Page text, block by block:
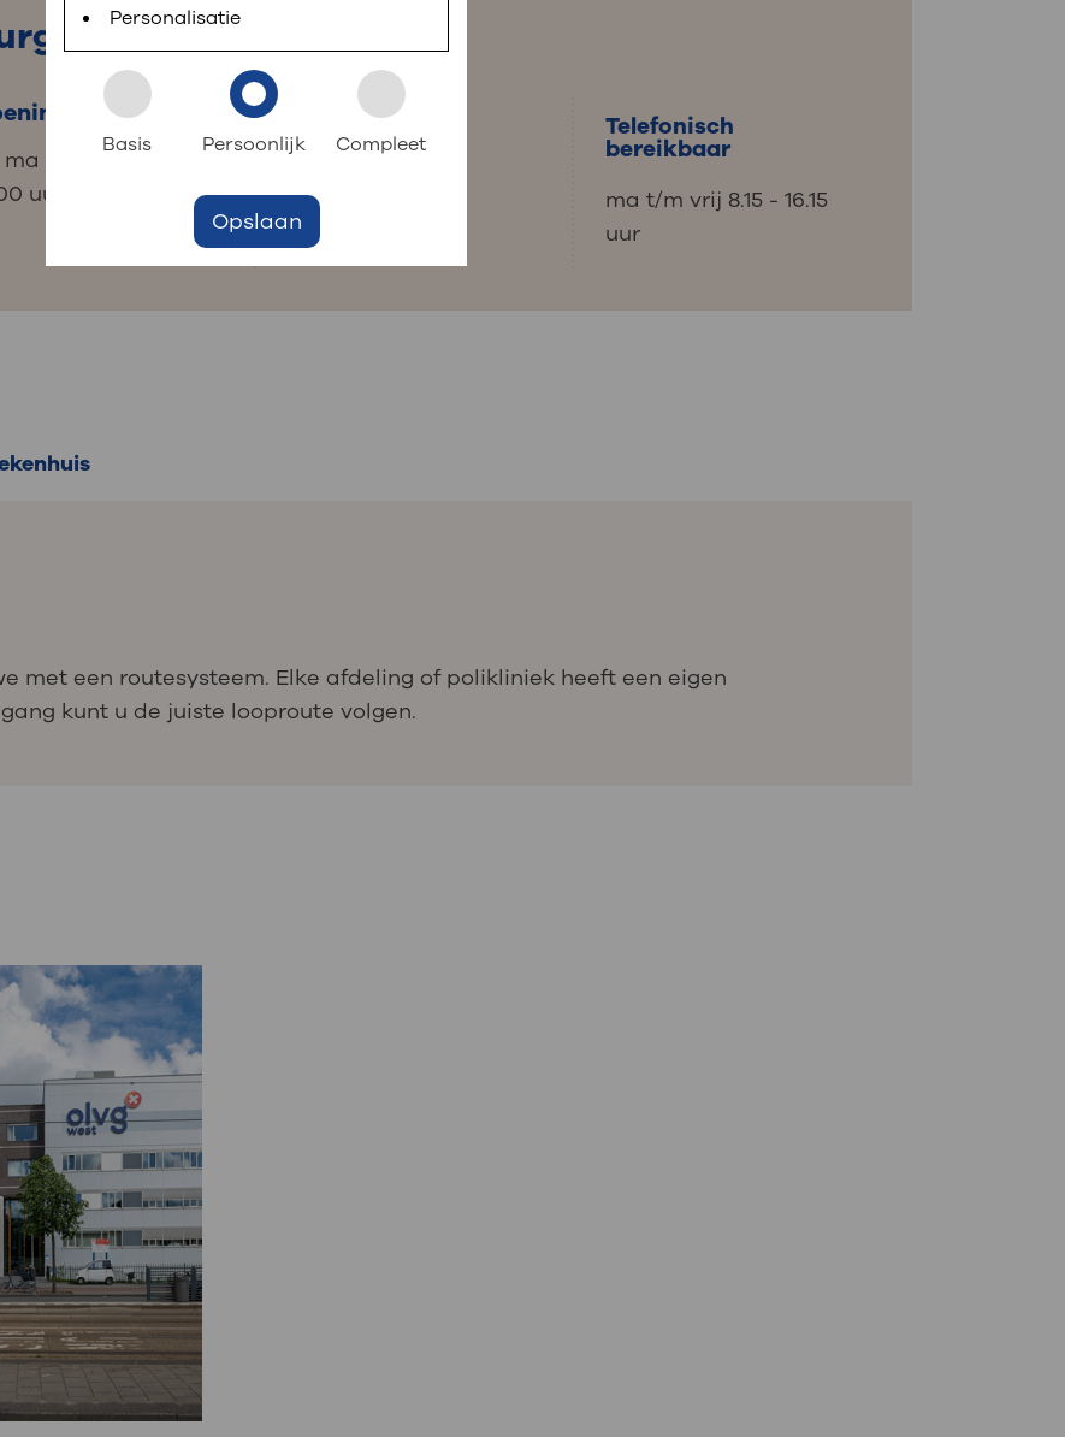
aan OLVG Inloggen MijnOLVG
kunt regelen. Met MijnOLVG kunnen
ma t/m vrij: 8.30 -
uur
Contact
020 510 88 80
Telefonisch
bereikbaar
ma t/m vrij 8.15 - 16.15
uur
met een routesysteem. Elke afdeling of polikliniek heeft een eigen
kunt u de juiste looproute volgen.
Personalisatie
Basis Persoonlijk Compleet
Opslaan